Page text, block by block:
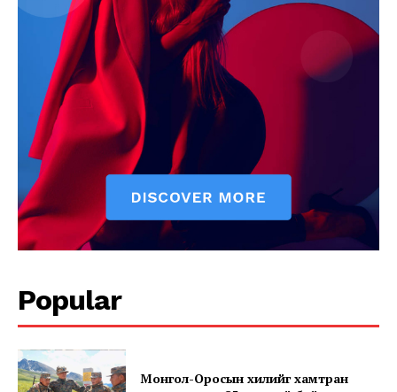
Popular
Монгол-Оросын хилийг хамтран